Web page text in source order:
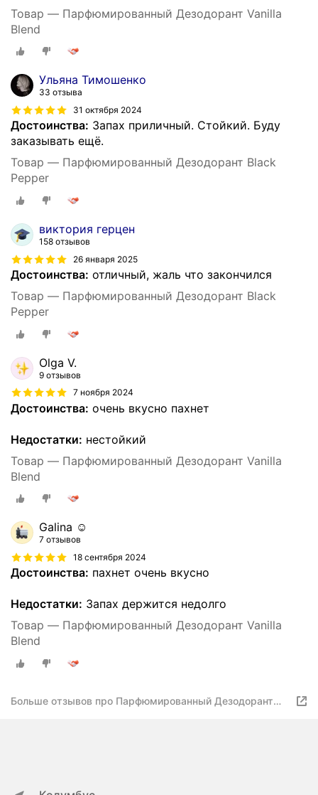
Товар — Парфюмированный Дезодорант Vanilla
Blend
Ульяна Тимошенко
33 отзыва
31 октября 2024
Достоинства: Запах приличный. Стойкий. Буду
заказывать ещё.
Товар — Парфюмированный Дезодорант Black
Pepper
виктория герцен
158 отзывов
26 января 2025
Достоинства: отличный, жаль что закончился
Товар — Парфюмированный Дезодорант Black
Pepper
Olga V.
9 отзывов
7 ноября 2024
Достоинства: очень вкусно пахнет
Недостатки: нестойкий
Товар — Парфюмированный Дезодорант Vanilla
Blend
Galina ☺️
7 отзывов
18 сентября 2024
Достоинства: пахнет очень вкусно
Недостатки: Запах держится недолго
Товар — Парфюмированный Дезодорант Vanilla
Blend
Больше отзывов про Парфюмированный Дезодорант